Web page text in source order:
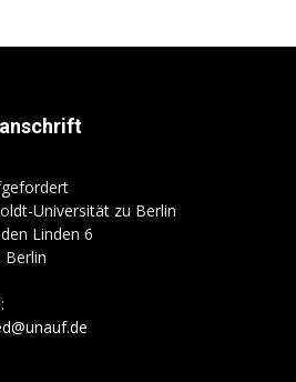
Universität zu Berlin
Linden 6
Berlin